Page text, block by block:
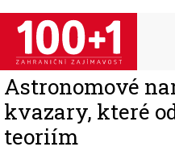
Přejít
hlavnímu
obsahu
Astronomové
kvazary, které
teoriím